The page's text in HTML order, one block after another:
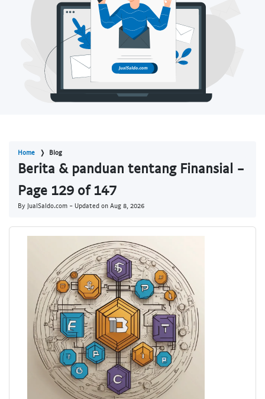
Home Blog
Berita & panduan tentang Finansial -
Page 129 of 147
By JualSaldo.com - Updated on Aug 8, 2026